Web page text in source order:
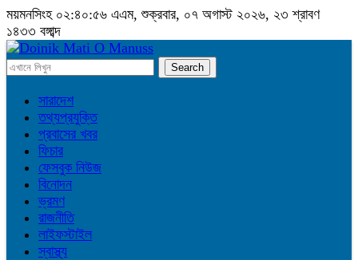
ময়মনসিংহ ০২:৪০:৫৬ এএম, শুক্রবার, ০৭ অগাস্ট ২০২৬, ২৩ শ্রাবণ
১৪৩৩ বঙ্গাব্দ
সারাদেশ
তথ্যপ্রযুক্তি
প্রবাসের খবর
ফিচার
ফেসবুক নিউজ
বিনোদন
ভ্রমণ
রাজনীতি
লাইফস্টাইল
স্বাস্থ্য